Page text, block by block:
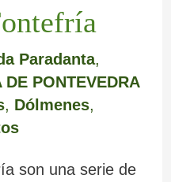
Paradanta,
DE PONTEVEDRA
, Dólmenes,
son una serie de